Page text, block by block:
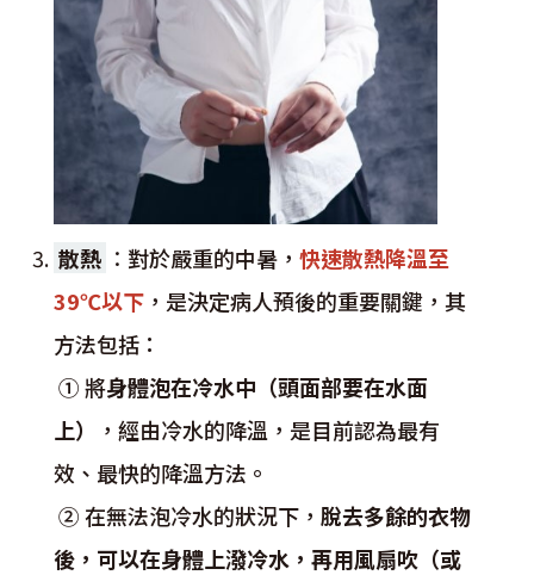
散熱 ： 對於嚴重的中暑， 快速散熱降溫至
39℃以下 ，是決定病人預後的重要關鍵，其
方法包括：
① 將身體泡在冷水中（頭面部要在水面
上）
，經由冷水的降溫，是目前認為最有
效、最快的降溫方法。
② 在無法泡冷水的狀況下， 脫去多餘的衣物
後，可以在身體上潑冷水，再用風扇吹（或